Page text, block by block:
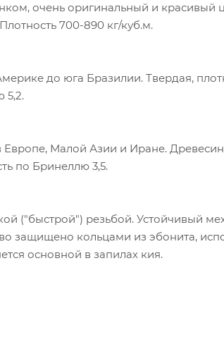
очень оригинальный и красивый
700-890 кг/куб.м.
до юга Бразилии. Твердая,
5,2.
Малой Азии и Иране.
по Бринеллю 3,5.
("быстрой") резьбой. Устойчивый
защищено кольцами из эбонита,
основной в запилах кия.